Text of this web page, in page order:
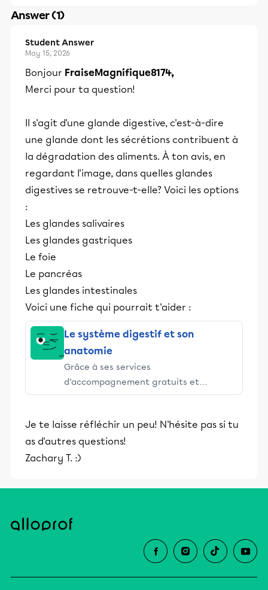
Answer (1)
Student Answer
May 15, 2026
Bonjour FraiseMagnifique8174,
Merci pour ta question!
Il s'agit d'une glande digestive, c'est-à-dire
une glande dont les sécrétions contribuent à
la dégradation des aliments. À ton avis, en
regardant l'image, dans quelles glandes
digestives se retrouve-t-elle? Voici les options
:
Les glandes salivaires
Les glandes gastriques
Le foie
Le pancréas
Les glandes intestinales
Voici une fiche qui pourrait t'aider :
Le système digestif et son
anatomie
Grâce à ses services
d’accompagnement gratuits et
stimulants, Alloprof engage les élèves
éducative.
Je te laisse réfléchir un peu! N'hésite pas si tu
as d'autres questions!
Zachary T. :)